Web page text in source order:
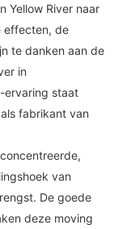
Yellow River naar
effecten, de
te danken aan de
in
ervaring staat
fabrikant van
van
De goede
deze moving